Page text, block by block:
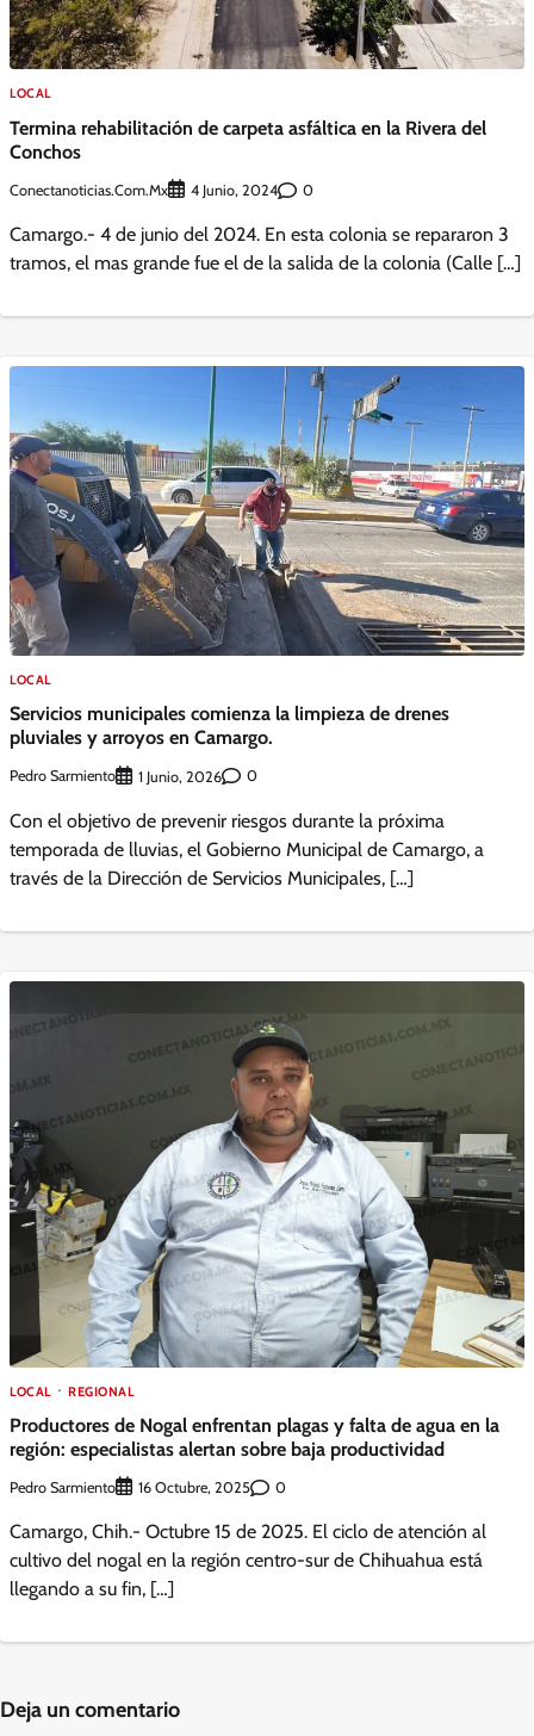
LOCAL
Termina rehabilitación de carpeta asfáltica en la Rivera del
Conchos
Conectanoticias.com.mx 4 Junio, 2024 0
Camargo.- 4 de junio del 2024. En esta colonia se repararon 3
tramos, el mas grande fue el de la salida de la colonia (Calle […]
LOCAL
Servicios municipales comienza la limpieza de drenes
pluviales y arroyos en Camargo.
Pedro Sarmiento 1 Junio, 2026 0
Con el objetivo de prevenir riesgos durante la próxima
temporada de lluvias, el Gobierno Municipal de Camargo, a
través de la Dirección de Servicios Municipales, […]
LOCAL REGIONAL
Productores de Nogal enfrentan plagas y falta de agua en la
región: especialistas alertan sobre baja productividad
Pedro Sarmiento 16 Octubre, 2025 0
Camargo, Chih.- Octubre 15 de 2025. El ciclo de atención al
cultivo del nogal en la región centro-sur de Chihuahua está
llegando a su fin, […]
Deja un comentario